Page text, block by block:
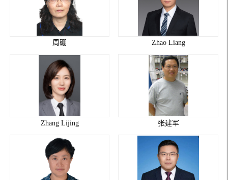
周硼 Zhao Liang
Zhang Lijing 张建军